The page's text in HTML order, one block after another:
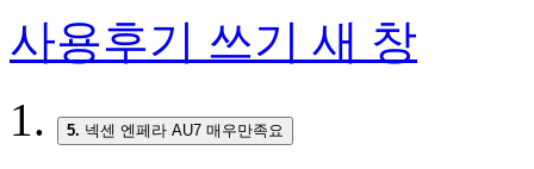
사용후기 쓰기 새 창
5. 넥센 엔페라 AU7 매우만족요